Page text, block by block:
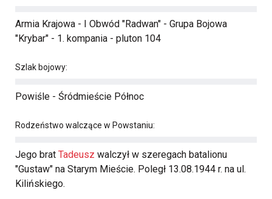
Armia Krajowa - I Obwód "Radwan" - Grupa Bojowa
"Krybar" - 1. kompania - pluton 104
Szlak bojowy:
Powiśle - Śródmieście Północ
Rodzeństwo walczące w Powstaniu:
Jego brat Tadeusz walczył w szeregach batalionu
"Gustaw" na Starym Mieście. Poległ 13.08.1944 r. na ul.
Kilińskiego.